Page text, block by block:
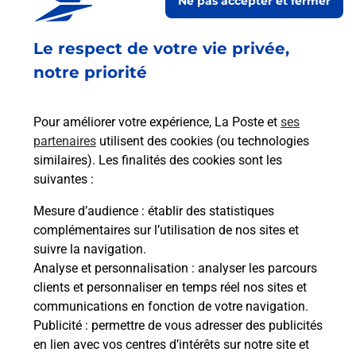
Le respect de votre vie privée,
notre priorité
Pour améliorer votre expérience, La Poste et ses
partenaires utilisent des cookies (ou technologies
similaires). Les finalités des cookies sont les
suivantes :
Mesure d’audience : établir des statistiques
complémentaires sur l’utilisation de nos sites et
suivre la navigation.
Analyse et personnalisation : analyser les parcours
clients et personnaliser en temps réel nos sites et
communications en fonction de votre navigation.
Publicité : permettre de vous adresser des publicités
en lien avec vos centres d’intérêts sur notre site et
En savoir plus
Souscrire à la téléassistance
et/ou à l’extérieur de votre domicile ? Découvrez
les offres téléalarme dans votre bureau de Poste à
CHAINGY.
En savoir plus
En savoir plus
Envoyer un colis
Vous souhaitez envoyer un colis depuis : CHAINGY
(45380) ? Découvrez toutes les solutions
proposées par La Poste.